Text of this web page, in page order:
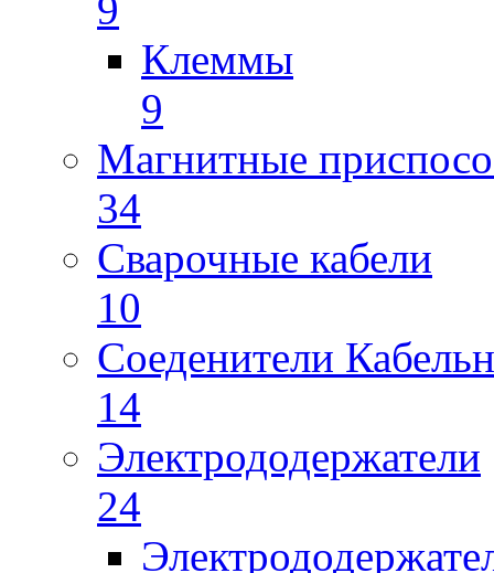
Клеммы
9
Магнитные
34
Сварочные кабели
10
Соеденители
14
Электрододержатели
24